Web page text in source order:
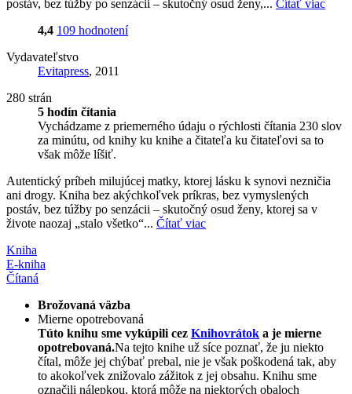
postáv, bez túžby po senzácii – skutočný osud ženy,... Čítať viac
4,4 109 hodnotení
Vydavateľstvo
Evitapress, 2011
280 strán
5 hodín čítania
Vychádzame z priemerného údaju o rýchlosti čítania 230 slov
za minútu, od knihy ku knihe a čitateľa ku čitateľovi sa to
však môže líšiť.
Autentický príbeh milujúcej matky, ktorej lásku k synovi nezničia
ani drogy. Kniha bez akýchkoľvek príkras, bez vymyslených
postáv, bez túžby po senzácii – skutočný osud ženy, ktorej sa v
živote naozaj „stalo všetko“... Čítať viac
Kniha
E-kniha
Čítaná
Brožovaná väzba
Mierne opotrebovaná
Túto knihu sme vykúpili cez Knihovrátok a je mierne
opotrebovaná.Na tejto knihe už síce poznať, že ju niekto
čítal, môže jej chýbať prebal, nie je však poškodená tak, aby
to akokoľvek znižovalo zážitok z jej obsahu. Knihu sme
označili nálepkou, ktorá môže na niektorých obaloch